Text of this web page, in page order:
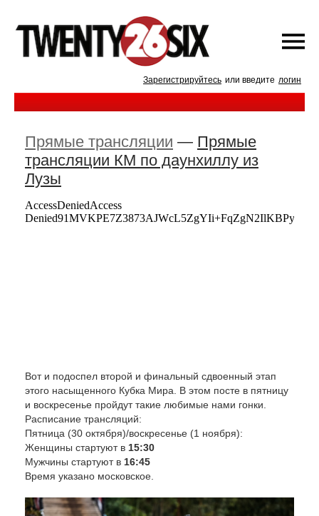
Зарегистрируйтесь или введите логин
Прямые трансляции — Прямые
трансляции КМ по даунхиллу из
Лузы
Вот и подоспел второй и финальный сдвоенный этап
этого насыщенного Кубка Мира. В этом посте в пятницу
и воскресенье пройдут такие любимые нами гонки.
Расписание трансляций:
Пятница (30 октября)/воскресенье (1 ноября):
Женщины стартуют в 15:30
Мужчины стартуют в 16:45
Время указано московское.